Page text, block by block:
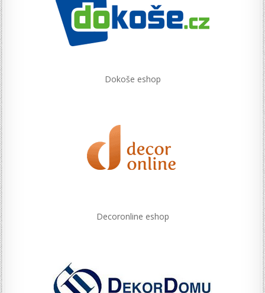
Dokoše eshop
Decoronline eshop